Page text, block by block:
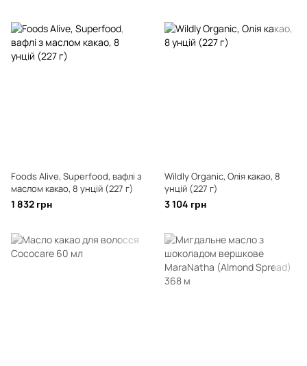
Foods Alive, Superfood, вафлі з
маслом какао, 8 унцій (227 г)
1 832 грн
Wildly Organic, Олія какао, 8
унцій (227 г)
3 104 грн